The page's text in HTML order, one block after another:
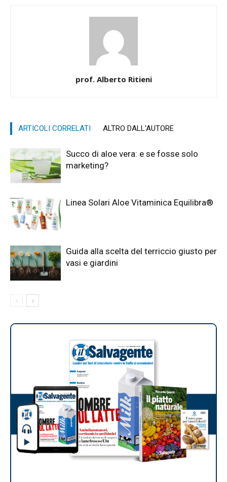
prof. Alberto Ritieni
ARTICOLI CORRELATI ALTRO DALL'AUTORE
Succo di aloe vera: e se fosse solo
marketing?
Linea Solari Aloe Vitaminica Equilibra®
Guida alla scelta del terriccio giusto per
vasi e giardini